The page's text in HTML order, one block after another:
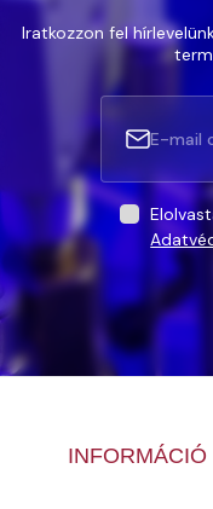
Iratkozzon fel
INFORMÁCIÓ